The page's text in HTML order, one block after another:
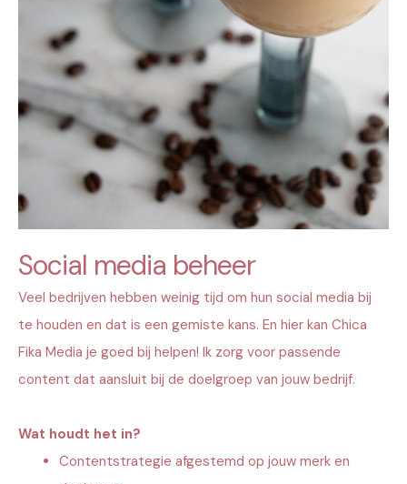
Social media beheer
Veel bedrijven hebben weinig tijd om hun social media bij
te houden en dat is een gemiste kans. En hier kan Chica
Fika Media je goed bij helpen! Ik zorg voor passende
content dat aansluit bij de doelgroep van jouw bedrijf.
Wat houdt het in?
Contentstrategie afgestemd op jouw merk en